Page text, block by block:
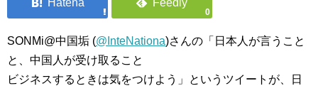
0
SONMi@中国垢 (@InteNationa)さんの「日本人が言うこと
と、中国人が受け取ること
ビジネスするときは気をつけよう」というツイートが、日